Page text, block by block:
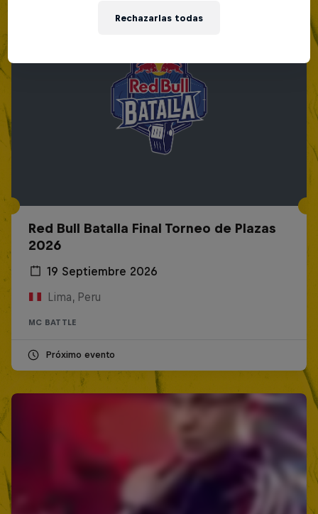
Red Bull Batalla Final Torneo de Plazas
2026
19 Septiembre 2026
Lima, Peru
MC BATTLE
Próximo evento
Rechazarlas todas